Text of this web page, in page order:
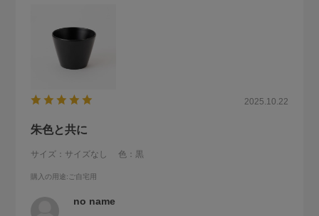
2025.10.22
朱色と共に
サイズ：サイズなし 色：黒
購入の用途:ご自宅用
no name